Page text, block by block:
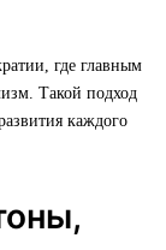
где главным
Такой подход
каждого